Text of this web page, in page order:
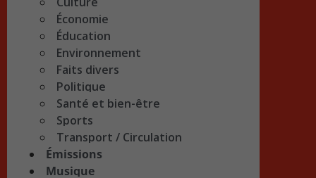
Économie
Éducation
Environnement
Faits divers
Politique
Santé et bien-être
Sports
Transport / Circulation
Émissions
Musique